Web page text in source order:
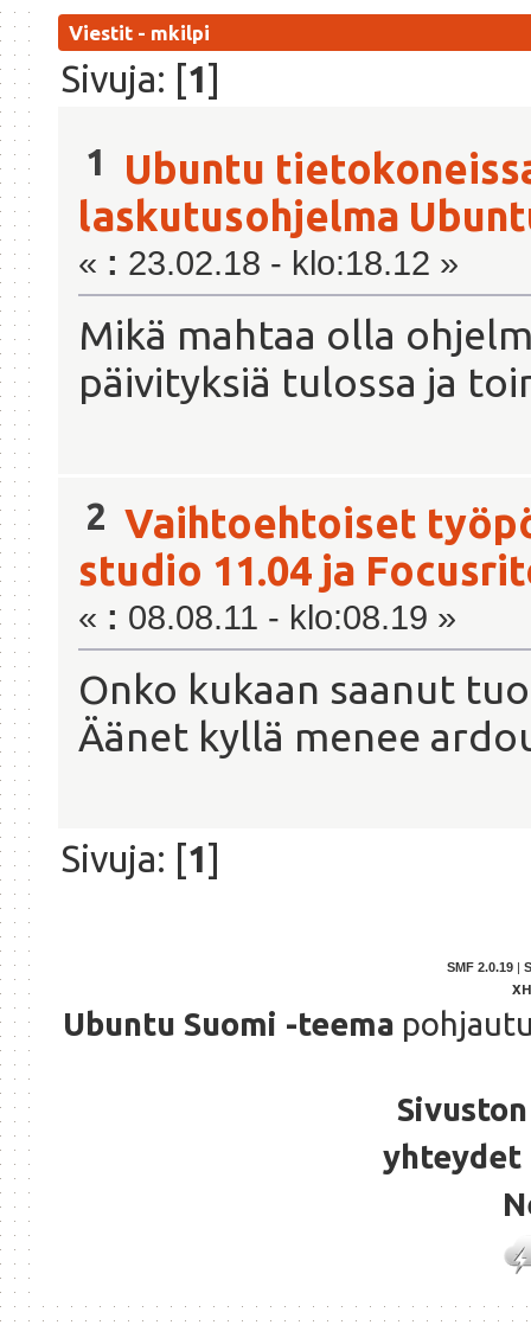
Viestit - mkilpi
Sivuja: [1]
1
Ubuntu
laskutusohjelma
« : 23.02.18 - klo:18.12 »
Mikä mahtaa olla
päivityksiä tulossa ja
2 Vaihtoehtoiset
studio 11.04 ja
« : 08.08.11 - klo:08.19 »
Onko kukaan saanut
Äänet kyllä menee
Sivuja: [1]
SMF 2.0.19
Ubuntu Suomi -teema
yhteydet